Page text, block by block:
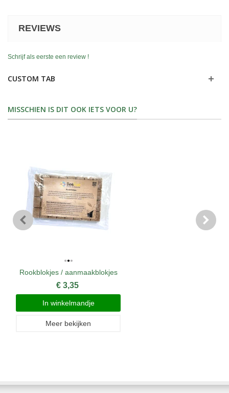
REVIEWS
Schrijf als eerste een review !
CUSTOM TAB
MISSCHIEN IS DIT OOK IETS VOOR U?
Rookblokjes / aanmaakblokjes
€ 3,35
In winkelmandje
Meer bekijken